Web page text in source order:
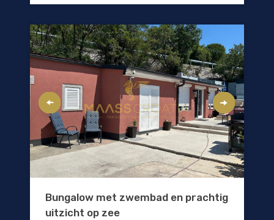
Bungalow met zwembad en prachtig
uitzicht op zee